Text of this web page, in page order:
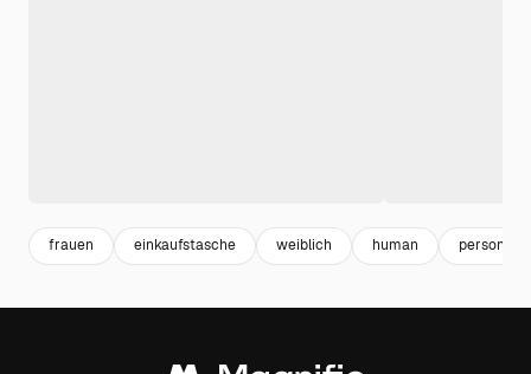
frauen einkaufstasche weiblich human person